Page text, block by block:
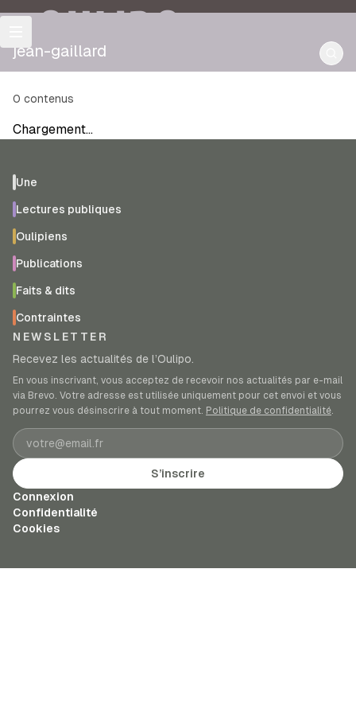
OULIPO
jean-gaillard
0 contenus
Chargement…
Une
Lectures publiques
Oulipiens
Publications
Faits & dits
Contraintes
NEWSLETTER
Recevez les actualités de l’Oulipo.
En vous inscrivant, vous acceptez de recevoir nos actualités par e-mail
via Brevo. Votre adresse est utilisée uniquement pour cet envoi et vous
pourrez vous désinscrire à tout moment. Politique de confidentialité.
Adresse e-mail
S’inscrire
Connexion
Confidentialité
Cookies